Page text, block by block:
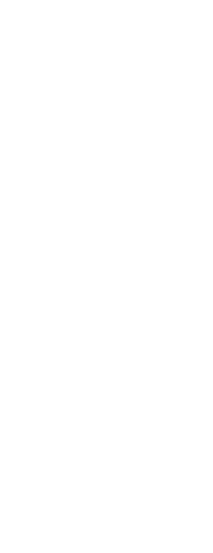
Dubai Jumeirah), 2
Beach. Prístup cez lávku